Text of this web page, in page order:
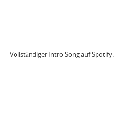
Vollständiger Intro-Song auf Spotify: